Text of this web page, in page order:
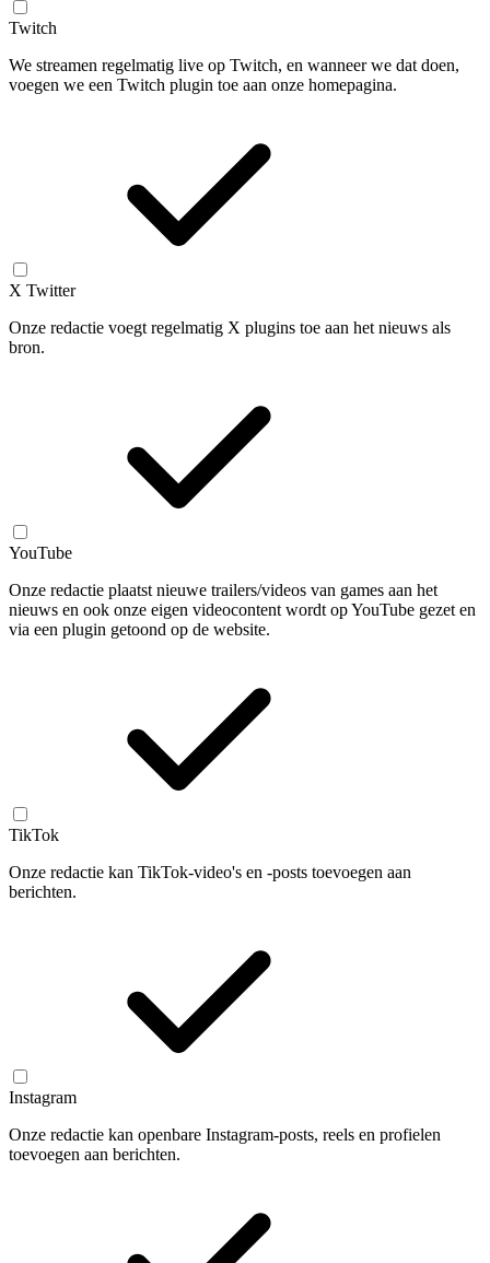
Twitch
We streamen regelmatig live op Twitch, en wanneer we dat doen,
voegen we een Twitch plugin toe aan onze homepagina.
X Twitter
Onze redactie voegt regelmatig X plugins toe aan het nieuws als
bron.
YouTube
Onze redactie plaatst nieuwe trailers/videos van games aan het
nieuws en ook onze eigen videocontent wordt op YouTube gezet en
via een plugin getoond op de website.
TikTok
Onze redactie kan TikTok-video's en -posts toevoegen aan
berichten.
Instagram
Onze redactie kan openbare Instagram-posts, reels en profielen
toevoegen aan berichten.